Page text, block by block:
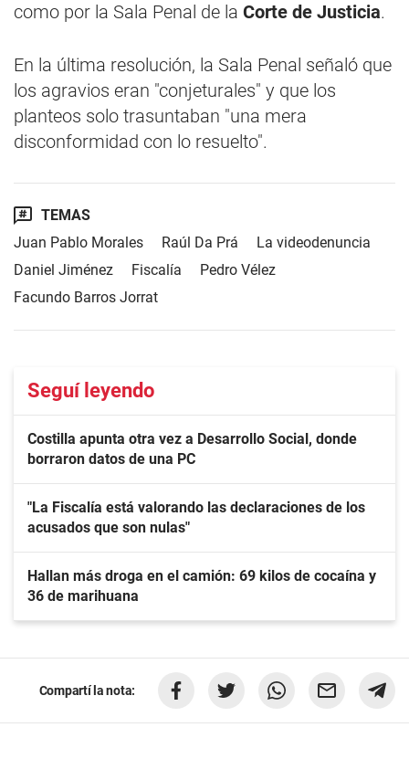
como por la Sala Penal de la Corte de Justicia.
En la última resolución, la Sala Penal señaló que
los agravios eran "conjeturales" y que los
planteos solo trasuntaban "una mera
disconformidad con lo resuelto".
TEMAS
Juan Pablo Morales
Raúl Da Prá
La videodenuncia
Daniel Jiménez
Fiscalía
Pedro Vélez
Facundo Barros Jorrat
Seguí leyendo
Costilla apunta otra vez a Desarrollo Social, donde
borraron datos de una PC
"La Fiscalía está valorando las declaraciones de los
acusados que son nulas"
Hallan más droga en el camión: 69 kilos de cocaína y
36 de marihuana
Compartí la nota: